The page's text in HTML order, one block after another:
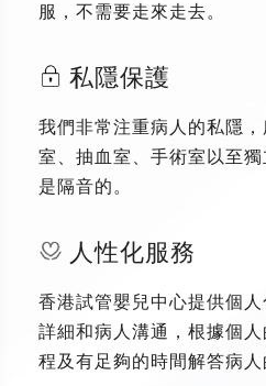
服，不需要走來走去。
私隱保護
我們非常注重病人的私隱
室、抽血室、手術室以至
是隔音的。
人性化服務
香港試管嬰兒中心提供個
詳細和病人溝通，根據個
程及有足夠的時間解答病人